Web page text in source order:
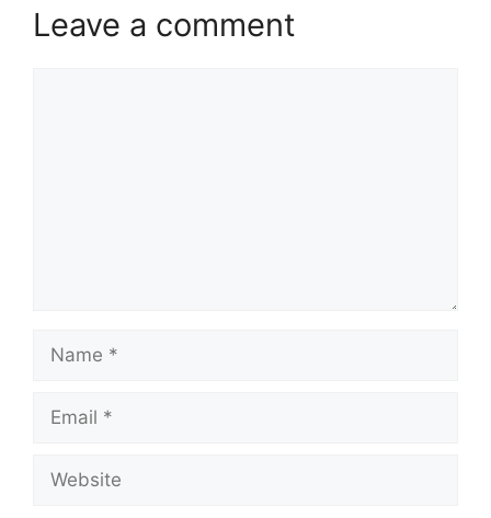
Leave a comment
Name
Email
Website